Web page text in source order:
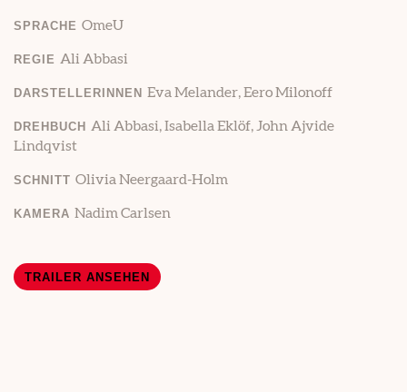
SPRACHE OmeU
REGIE Ali Abbasi
DARSTELLERINNEN Eva Melander, Eero Milonoff
DREHBUCH Ali Abbasi, Isabella Eklöf, John Ajvide
Lindqvist
SCHNITT Olivia Neergaard-Holm
KAMERA Nadim Carlsen
TRAILER ANSEHEN